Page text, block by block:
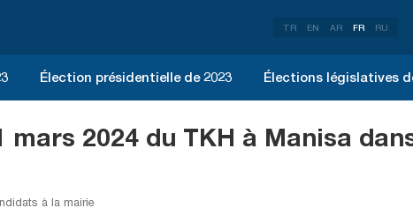
TR EN AR FR RU
Élection présidentielle de 2023 Élections législatives
2024 du TKH à Manisa
à la mairie